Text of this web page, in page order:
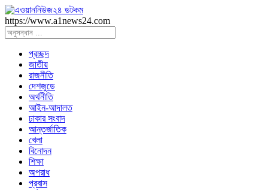
https://www.a1news24.com
প্রচ্ছদ
জাতীয়
রাজনীতি
দেশজুডে
অর্থনীতি
আইন-আদালত
ঢাকার সংবাদ
আন্তর্জাতিক
খেলা
বিনোদন
শিক্ষা
অপরাধ
প্রবাস